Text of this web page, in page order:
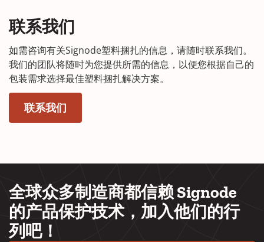
联系我们
如需咨询有关Signode塑料捆扎的信息，请随时联系我们。
我们的团队将随时为您提供所需的信息，以便您根据自己的
包装需求选择最佳塑料捆扎解决方案。
联系我们
全球众多制造商都信赖 Signode
的产品保护技术，加入他们的行
列吧！